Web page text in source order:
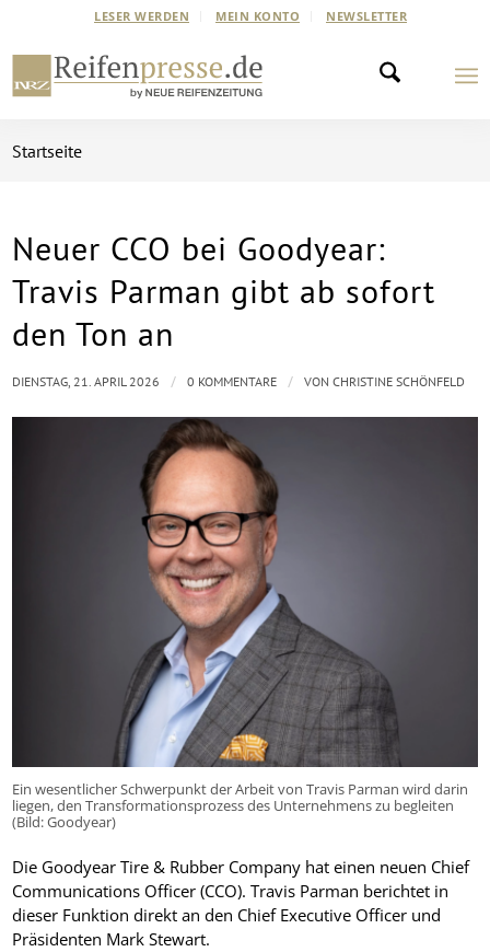
LESER WERDEN MEIN KONTO NEWSLETTER
Startseite
Neuer CCO bei Goodyear:
Travis Parman gibt ab sofort
den Ton an
Ein wesentlicher Schwerpunkt der Arbeit von Travis Parman wird darin
liegen, den Transformationsprozess des Unternehmens zu begleiten
(Bild: Goodyear)
Die Goodyear Tire & Rubber Company hat einen neuen Chief
Communications Officer (CCO). Travis Parman berichtet in
dieser Funktion direkt an den Chief Executive Officer und
Präsidenten Mark Stewart.
DIENSTAG, 21. APRIL 2026 / 0 KOMMENTARE / VONCHRISTINE SCHÖNFELD